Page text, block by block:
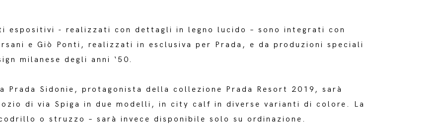
espositivi - realizzati con dettagli in legno lucido – sono integrati con
e Giò Ponti, realizzati in esclusiva per Prada, e da produzioni speciali
milanese degli anni ‘50.
Prada Sidonie, protagonista della collezione Prada Resort 2019, sarà
di via Spiga in due modelli, in city calf in diverse varianti di colore. La
o struzzo – sarà invece disponibile solo su ordinazione.